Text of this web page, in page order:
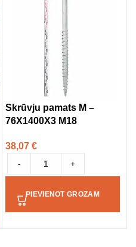
Skrūvju pamats M –
76X1400X3 M18
38,07 €
- +
PIEVIENOT GROZAM